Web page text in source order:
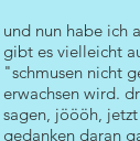
und nun habe ich
gibt es vielleicht
"schmusen nicht
erwachsen wird.
sagen, jöööh,
gedanken daran